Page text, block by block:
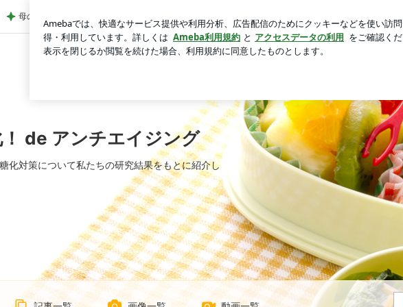
母の形見の真珠ネックレスの価格 ロ
de アンチエイジング
化対策について私たちの研究結果をもとに紹介し